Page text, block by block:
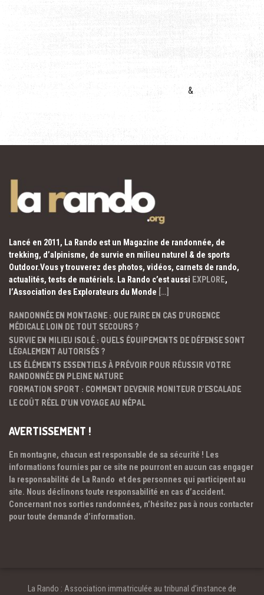
&
Lancé en 2011, La Rando est un Magazine de randonnée, de
trekking, d’alpinisme, de survie en milieu naturel & de sports
Outdoor.Vous y trouverez des photos, vidéos, carnets de rando,
actualités, tests de matériels. La Rando c’est aussi EXPLORE,
l’Association des Explorateurs du Monde […]
RANDONNÉE EN MONTAGNE : QUE FAIRE EN CAS D’URGENCE
MÉDICALE LOIN DE TOUT SECOURS ?
SURVIE EN MILIEU ISOLÉ : QUELS ÉQUIPEMENTS DE DÉFENSE SONT
LÉGALEMENT AUTORISÉS ?
LES ÉLÉMENTS ESSENTIELS À PRÉVOIR POUR RÉUSSIR VOTRE
RANDONNÉE EN PLEINE NATURE
FORMATION SPORT : COMMENT DEVENIR MONITEUR D’ESCALADE
LE COÛT RÉEL D’UN VOYAGE AU NÉPAL
AVERTISSEMENT !
En montagne, chacun est responsable de sa sécurité ! Les
informations fournies par ce site ne pourront en aucun cas engager
la responsabilité de La Rando et des personnes qui participent au
site. Nous déclinons toute responsabilité en cas d’accident.
Concernant nos sorties randonnées, n’hésitez pas à nous contacter
pour toute demande d’information.
La Rando : Association immatriculée au tribunal d’instance de